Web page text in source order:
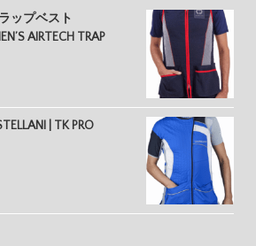
ップベスト
AIRTECH TRAP
| TK PRO